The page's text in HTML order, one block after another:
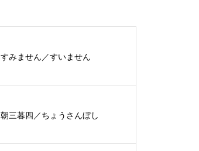
すみません／すいません
朝三暮四／ちょうさんぼし